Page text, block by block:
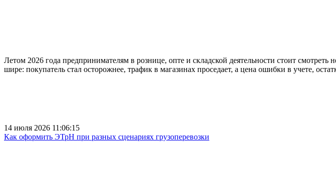
Летом 2026 года предпринимателям в рознице, опте и складской деятельности стоит
шире: покупатель стал осторожнее, трафик в магазинах проседает, а цена ошибки в учете,
14 июля 2026 11:06:15
Как оформить ЭТрН при разных сценариях грузоперевозки